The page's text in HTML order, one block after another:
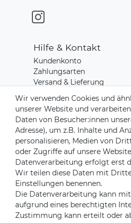
Hilfe & Kontakt
Kundenkonto
Zahlungsarten
Versand & Lieferung
Kontakt zu uns
Zahlungsanbieter
Versandpartner
Wir verwenden Cookies und
unserer Website und
Daten von Besucher:innen
Adresse), um z.B. Inhalte und
personalisieren, Medien von
oder Zugriffe auf unsere
Datenverarbeitung erfolgt erst
Wir teilen diese Daten mit
Einstellungen benennen.
Die Datenverarbeitung kann
aufgrund eines berechtigten
Zustimmung kann erteilt oder